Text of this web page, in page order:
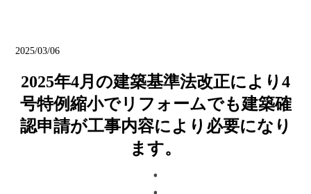
2025/03/06
2025年4月の建築基準法改正により4
号特例縮小でリフォームでも建築確
認申請が工事内容により必要になり
ます。